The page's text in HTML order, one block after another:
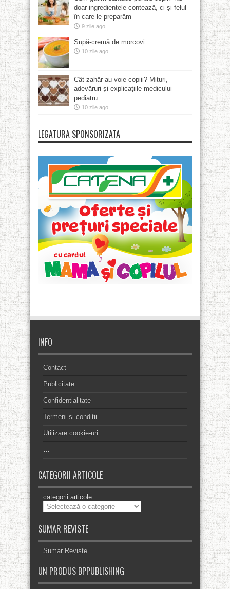
doar ingredientele contează, ci și felul
în care le preparăm
9 zile ago
Supă-cremă de morcovi
10 zile ago
Cât zahăr au voie copiii? Mituri,
adevăruri și explicațiile medicului
pediatru
10 zile ago
LEGATURA SPONSORIZATA
INFO
Contact
Publicitate
Confidentialitate
Termeni si conditii
Utilizare cookie-uri
…
CATEGORII ARTICOLE
categorii articole
SUMAR REVISTE
Sumar Reviste
UN PRODUS BPPUBLISHING